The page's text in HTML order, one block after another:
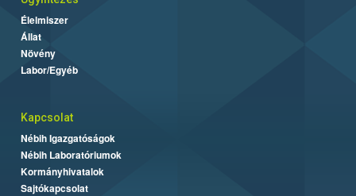
Élelmiszer
Állat
Növény
Labor/Egyéb
Kapcsolat
Nébih Igazgatóságok
Nébih Laboratóriumok
Kormányhivatalok
Sajtókapcsolat